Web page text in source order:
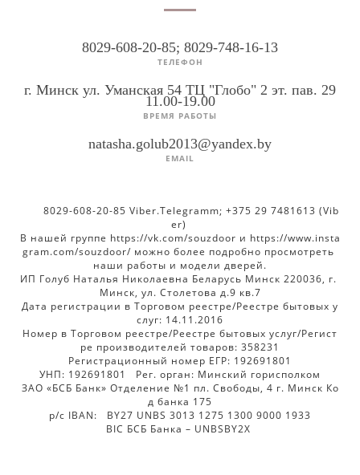
8029-608-20-85; 8029-748-16-13
ТЕЛЕФОН
г. Минск ул. Уманская 54 ТЦ "Глобо" 2 эт. пав. 29
11.00-19.00
ВРЕМЯ РАБОТЫ
natasha.golub2013@yandex.by
EMAIL
er)
В нашей группе https://vk.com/souzdoor и https://www.insta
gram.com/souzdoor/ можно более подробно просмотреть
наши работы и модели дверей.
ИП Голуб Наталья Николаевна Беларусь Минск 220036, г.
Минск, ул. Столетова д.9 кв.7
Дата регистрации в Торговом реестре/Реестре бытовых у
слуг: 14.11.2016
Номер в Торговом реестре/Реестре бытовых услуг/Регист
ре производителей товаров: 358231
Регистрационный номер ЕГР: 192691801
УНП: 192691801   Рег. орган: Минский горисполком
ЗАО «БСБ Банк» Отделение №1 пл. Свободы, 4 г. Минск Ко
д банка 175
р/с IBAN:	BY27 UNBS 3013 1275 1300 9000 1933
BIC БСБ Банка – UNBSBY2X